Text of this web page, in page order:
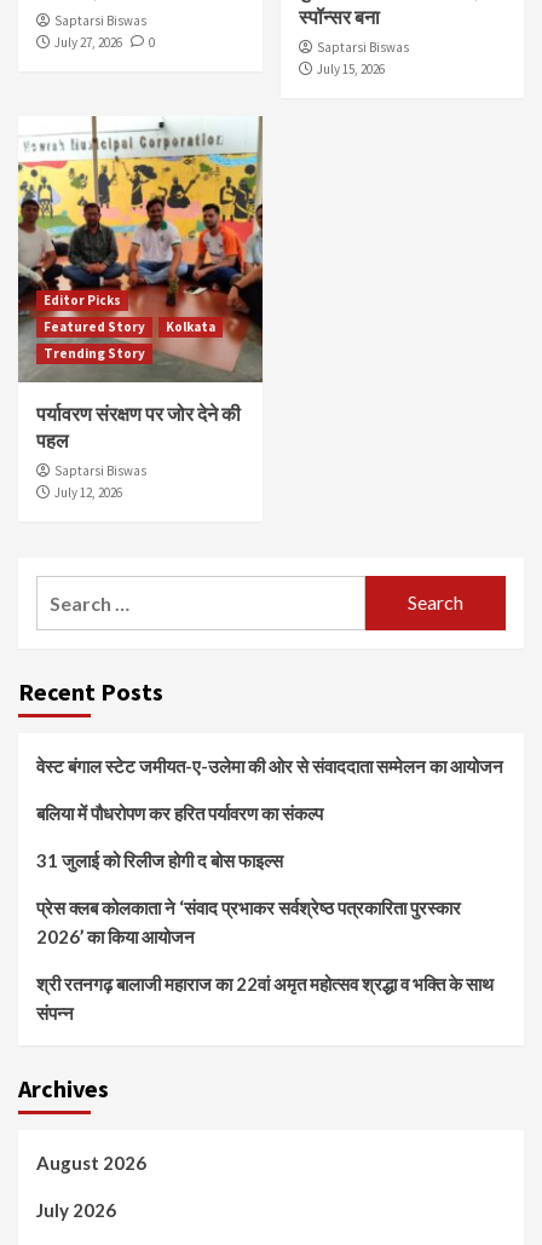
Saptarsi Biswas
July 27, 2026
0
स्पॉन्सर बना
Saptarsi Biswas
July 15, 2026
Editor Picks
Featured Story
Kolkata
Trending Story
पर्यावरण संरक्षण पर जोर देने की
पहल
Saptarsi Biswas
July 12, 2026
Recent Posts
वेस्ट बंगाल स्टेट जमीयत-ए-उलेमा की ओर से संवाददाता सम्मेलन का आयोजन
बलिया में पौधरोपण कर हरित पर्यावरण का संकल्प
31 जुलाई को रिलीज होगी द बोस फाइल्स
प्रेस क्लब कोलकाता ने ‘संवाद प्रभाकर सर्वश्रेष्ठ पत्रकारिता पुरस्कार
2026’ का किया आयोजन
श्री रतनगढ़ बालाजी महाराज का 22वां अमृत महोत्सव श्रद्धा व भक्ति के साथ
संपन्न
Archives
August 2026
July 2026